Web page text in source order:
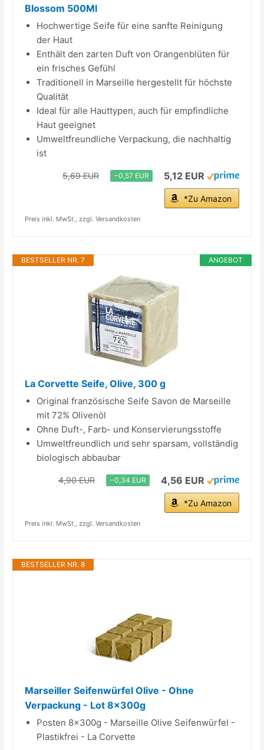
Blossom 500Ml
Hochwertige Seife für eine sanfte Reinigung
der Haut
Enthält den zarten Duft von Orangenblüten für
ein frisches Gefühl
Traditionell in Marseille hergestellt für höchste
Qualität
Ideal für alle Hauttypen, auch für empfindliche
Haut geeignet
Umweltfreundliche Verpackung, die nachhaltig
ist
5,69 EUR −0,57 EUR 5,12 EUR
*Zu Amazon
Preis inkl. MwSt., zzgl. Versandkosten
ANGEBOT
BESTSELLER NR. 7
La Corvette Seife, Olive, 300 g
Original französische Seife Savon de Marseille
mit 72% Olivenöl
Ohne Duft-, Farb- und Konservierungsstoffe
Umweltfreundlich und sehr sparsam, vollständig
biologisch abbaubar
4,90 EUR −0,34 EUR 4,56 EUR
*Zu Amazon
Preis inkl. MwSt., zzgl. Versandkosten
BESTSELLER NR. 8
Marseiller Seifenwürfel Olive - Ohne
Verpackung - Lot 8x300g
Posten 8x300g - Marseille Olive Seifenwürfel -
Plastikfrei - La Corvette